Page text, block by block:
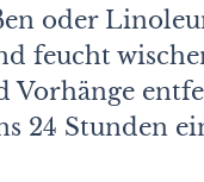
oder
feucht
Vorhänge
24 Stunden